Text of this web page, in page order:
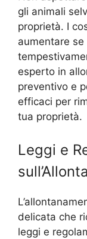
gli animali
proprietà. I
aumentare se
esperto in
preventivo e
efficaci per
tua proprietà.
Leggi e
delicata che
leggi e